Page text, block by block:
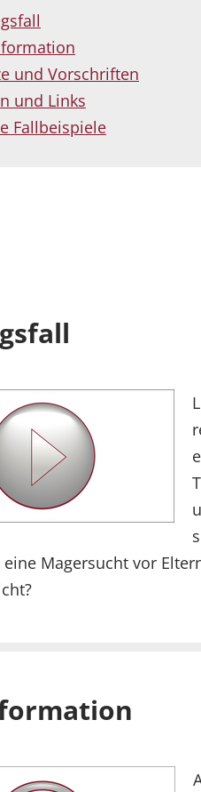
und Vorschriften
und Links
Fallbeispiele
Magersucht vor